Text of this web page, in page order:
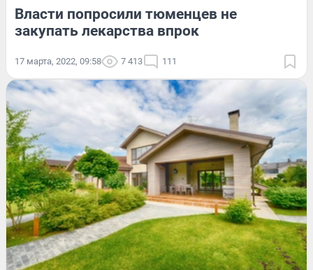
Власти попросили тюменцев не
закупать лекарства впрок
17 марта, 2022, 09:58 7 413 111